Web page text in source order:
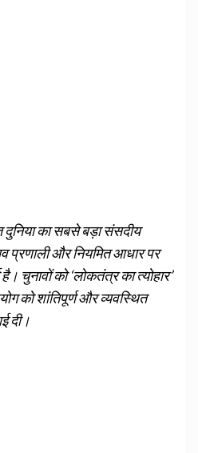
दुनिया का सबसे बड़ा संसदीय
प्रणाली और नियमित आधार पर
चुनावों को ‘लोकतंत्र का त्योहार’
को शांतिपूर्ण और व्यवस्थित
दी।